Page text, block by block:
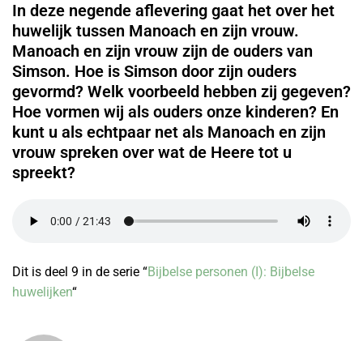
In deze negende aflevering gaat het over het
huwelijk tussen Manoach en zijn vrouw.
Manoach en zijn vrouw zijn de ouders van
Simson. Hoe is Simson door zijn ouders
gevormd? Welk voorbeeld hebben zij gegeven?
Hoe vormen wij als ouders onze kinderen? En
kunt u als echtpaar net als Manoach en zijn
vrouw spreken over wat de Heere tot u
spreekt?
Dit is deel 9 in de serie “Bijbelse personen (I): Bijbelse
huwelijken“